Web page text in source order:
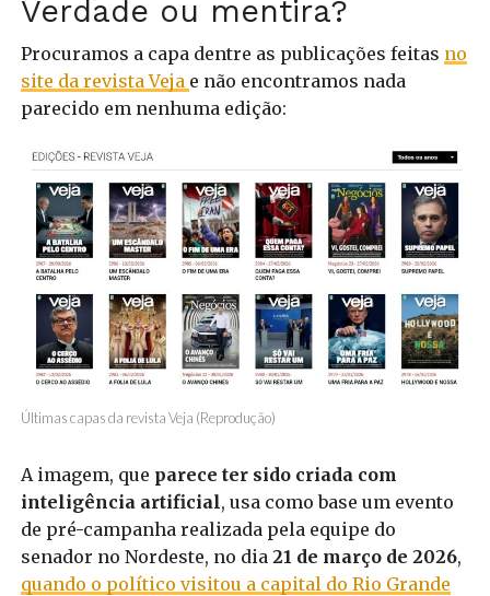
Verdade ou mentira?
Procuramos a capa dentre as publicações feitas no
site da revista Veja e não encontramos nada
parecido em nenhuma edição:
Últimas capas da revista Veja (Reprodução)
A imagem, que parece ter sido criada com
inteligência artificial, usa como base um evento
de pré-campanha realizada pela equipe do
senador no Nordeste, no dia 21 de março de 2026,
quando o político visitou a capital do Rio Grande